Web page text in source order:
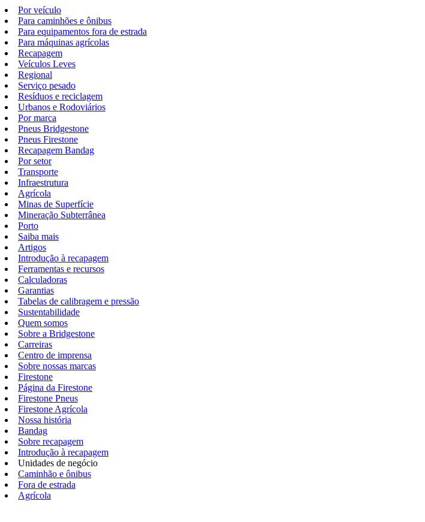
Por veículo
Para caminhões e ônibus
Para equipamentos fora de estrada
Para máquinas agrícolas
Recapagem
Veículos Leves
Regional
Serviço pesado
Resíduos e reciclagem
Urbanos e Rodoviários
Por marca
Pneus Bridgestone
Pneus Firestone
Recapagem Bandag
Por setor
Transporte
Infraestrutura
Agrícola
Minas de Superfície
Mineração Subterrânea
Porto
Saiba mais
Artigos
Introdução à recapagem
Ferramentas e recursos
Calculadoras
Garantias
Tabelas de calibragem e pressão
Sustentabilidade
Quem somos
Sobre a Bridgestone
Carreiras
Centro de imprensa
Sobre nossas marcas
Firestone
Página da Firestone
Firestone Pneus
Firestone Agrícola
Nossa história
Bandag
Sobre recapagem
Introdução à recapagem
Unidades de negócio
Caminhão e ônibus
Fora de estrada
Agrícola